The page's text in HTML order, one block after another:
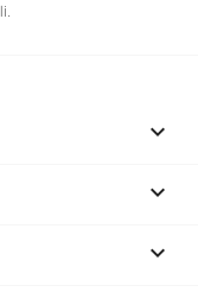


